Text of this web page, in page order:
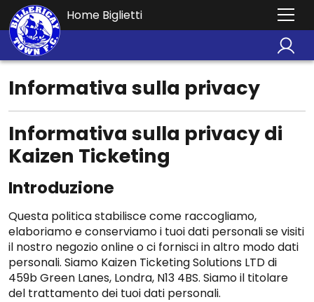
Home Biglietti
Informativa sulla privacy
Informativa sulla privacy di
Kaizen Ticketing
Introduzione
Questa politica stabilisce come raccogliamo,
elaboriamo e conserviamo i tuoi dati personali se visiti
il nostro negozio online o ci fornisci in altro modo dati
personali. Siamo Kaizen Ticketing Solutions LTD di
459b Green Lanes, Londra, N13 4BS. Siamo il titolare
del trattamento dei tuoi dati personali.